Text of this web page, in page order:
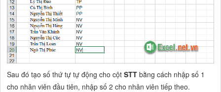
Sau đó tạo số thứ tự tự động cho cộtSTT bằng cách nhập số 1
cho nhân viên đầu tiên, nhập số 2 cho nhân viên tiếp theo.